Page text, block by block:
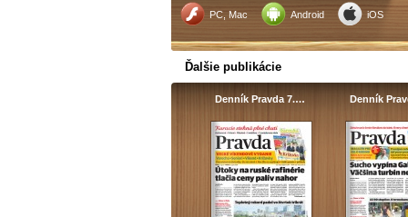
PC, Mac Android iOS
Ďalšie publikácie
Denník Pravda 7.… Denník